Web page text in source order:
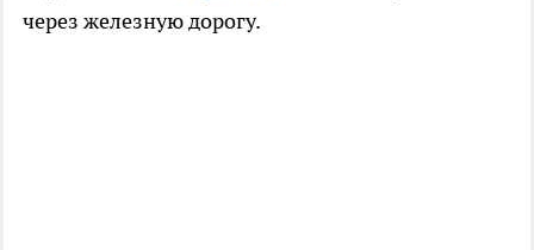
через железную дорогу.